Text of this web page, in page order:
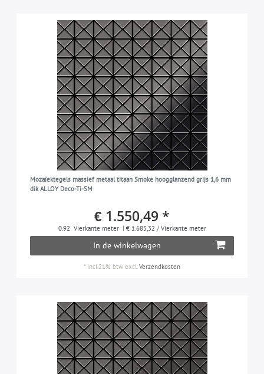
Mozaïektegels massief metaal titaan Smoke hoogglanzend grijs 1,6 mm
dik ALLOY Deco-Ti-SM
€ 1.550,49 *
0.92 Vierkante meter | € 1.685,32 / Vierkante meter
In de winkelwagen
* incl.21% btw excl.Verzendkosten